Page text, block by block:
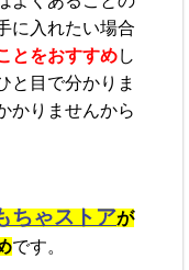
に入れたい場合
とをおすすめし
と目で分かりま
かりませんから
ちゃストアが
です。